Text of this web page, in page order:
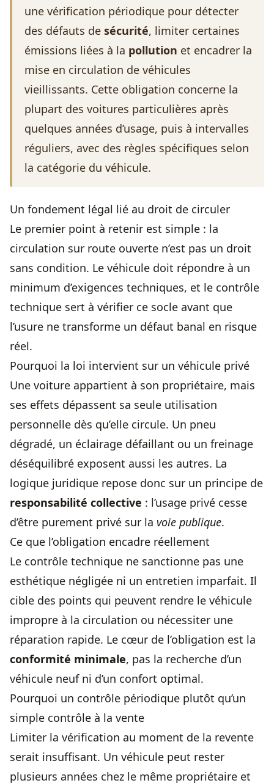
une vérification périodique pour détecter
des défauts de sécurité, limiter certaines
émissions liées à la pollution et encadrer la
mise en circulation de véhicules
vieillissants. Cette obligation concerne la
plupart des voitures particulières après
quelques années d’usage, puis à intervalles
réguliers, avec des règles spécifiques selon
la catégorie du véhicule.
Un fondement légal lié au droit de circuler
Le premier point à retenir est simple : la
circulation sur route ouverte n’est pas un droit
sans condition. Le véhicule doit répondre à un
minimum d’exigences techniques, et le contrôle
technique sert à vérifier ce socle avant que
l’usure ne transforme un défaut banal en risque
réel.
Pourquoi la loi intervient sur un véhicule privé
Une voiture appartient à son propriétaire, mais
ses effets dépassent sa seule utilisation
personnelle dès qu’elle circule. Un pneu
dégradé, un éclairage défaillant ou un freinage
déséquilibré exposent aussi les autres. La
logique juridique repose donc sur un principe de
responsabilité collective : l’usage privé cesse
d’être purement privé sur la voie publique.
Ce que l’obligation encadre réellement
Le contrôle technique ne sanctionne pas une
esthétique négligée ni un entretien imparfait. Il
cible des points qui peuvent rendre le véhicule
impropre à la circulation ou nécessiter une
réparation rapide. Le cœur de l’obligation est la
conformité minimale, pas la recherche d’un
véhicule neuf ni d’un confort optimal.
Pourquoi un contrôle périodique plutôt qu’un
simple contrôle à la vente
Limiter la vérification au moment de la revente
serait insuffisant. Un véhicule peut rester
plusieurs années chez le même propriétaire et